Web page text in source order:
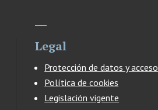
Legal
Protección de datos y acceso
Política de cookies
Legislación vigente